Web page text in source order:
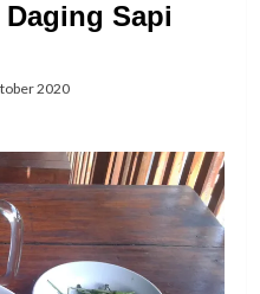
Sapi
2020